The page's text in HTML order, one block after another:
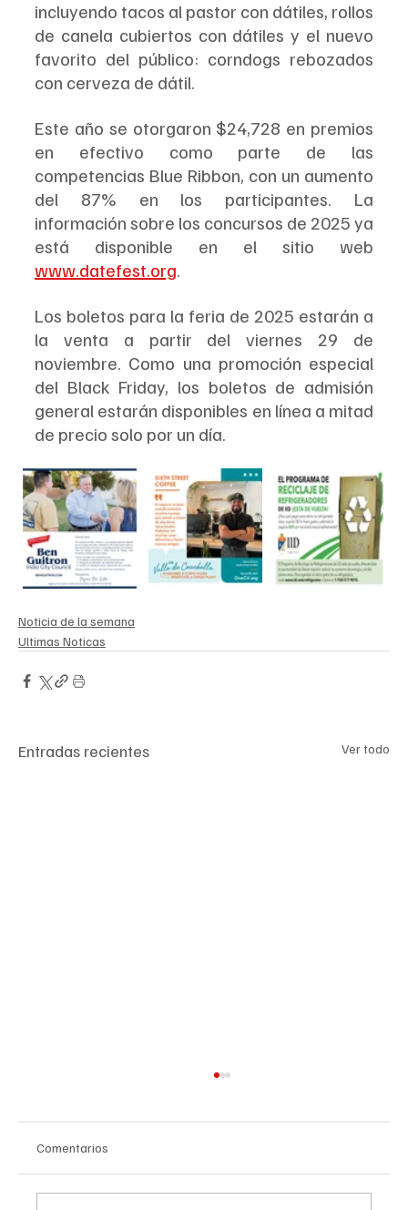
incluyendo tacos al pastor con dátiles, rollos
de canela cubiertos con dátiles y el nuevo
favorito del público: corndogs rebozados
con cerveza de dátil.
Este año se otorgaron $24,728 en premios
en efectivo como parte de las
competencias Blue Ribbon, con un aumento
del 87% en los participantes. La
información sobre los concursos de 2025 ya
www.datefest.org.
Los boletos para la feria de 2025 estarán a
la venta a partir del viernes 29 de
noviembre. Como una promoción especial
del Black Friday, los boletos de admisión
general estarán disponibles en línea a mitad
de precio solo por un día.
Noticia de la semana
Ultimas Noticas
Entradas recientes Ver todo
Comentarios